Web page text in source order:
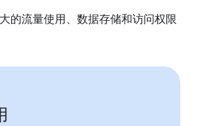
的流量使用、数据存储和访问权限